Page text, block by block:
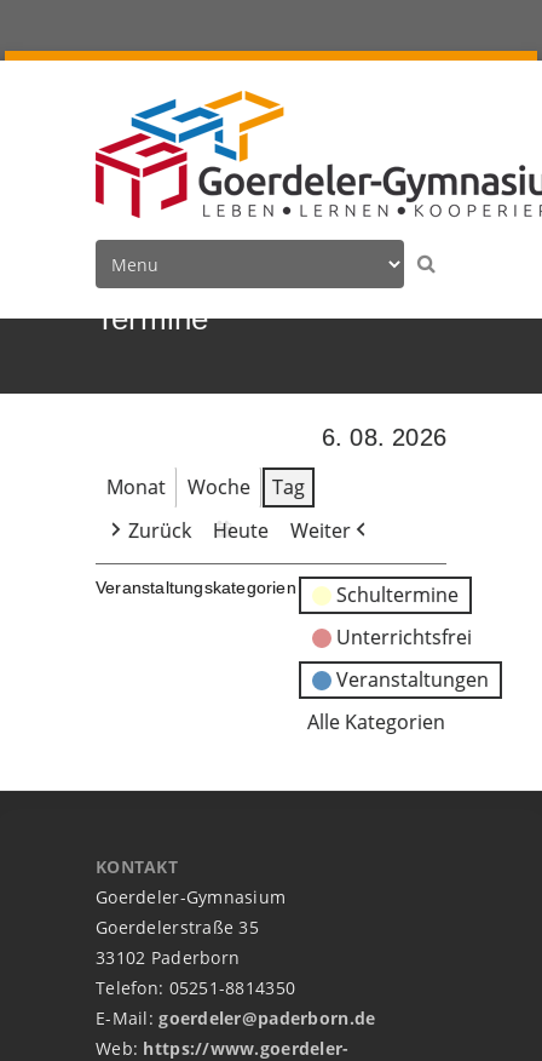
Termine
6. 08. 2026
Monat
Woche
Tag
Zurück
Heute Weiter
Veranstaltungskategorien
Schultermine
Unterrichtsfrei
Veranstaltungen
Alle Kategorien
KONTAKT
Goerdeler-Gymnasium
Goerdelerstraße 35
33102 Paderborn
Telefon: 05251-8814350
E-Mail:goerdeler@paderborn.de
Web: https://www.goerdeler-